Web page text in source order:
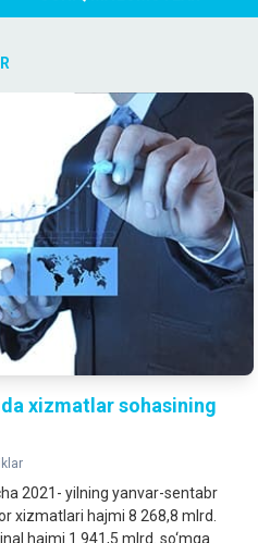
xizmatlar sohasining
2021- yilning yanvar-sentabr
xizmatlari hajmi 8 268,8 mlrd.
hajmi 1 941,5 mlrd. so‘mga